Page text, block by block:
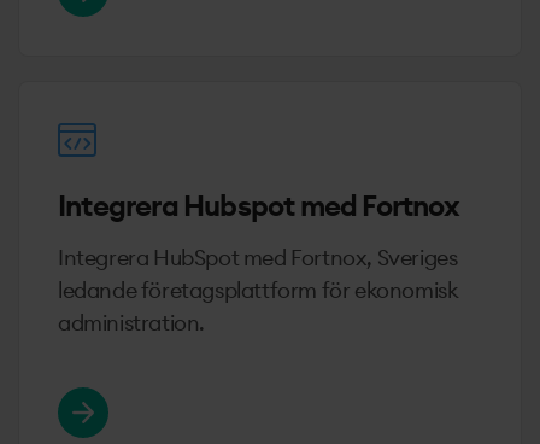
Integrera Hubspot med Fortnox
Integrera HubSpot med Fortnox, Sveriges
ledande företagsplattform för ekonomisk
administration.
Läs mer om Integrera Hubspot med Fortnox